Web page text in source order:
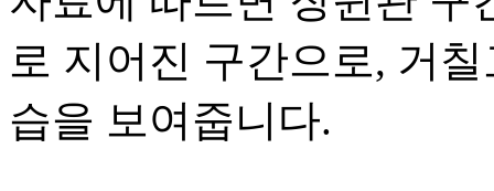
로 지어진 구간으로, 거
습을 보여줍니다.